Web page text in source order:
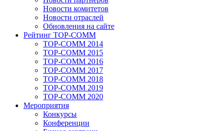
Новости комитетов
Новости отраслей
Обновления на сайте
Рейтинг TOP-COMM
TOP-COMM 2014
TOP-COMM 2015
TOP-COMM 2016
TOP-COMM 2017
TOP-COMM 2018
TOP-COMM 2019
TOP-COMM 2020
Мероприятия
Конкурсы
Конференции